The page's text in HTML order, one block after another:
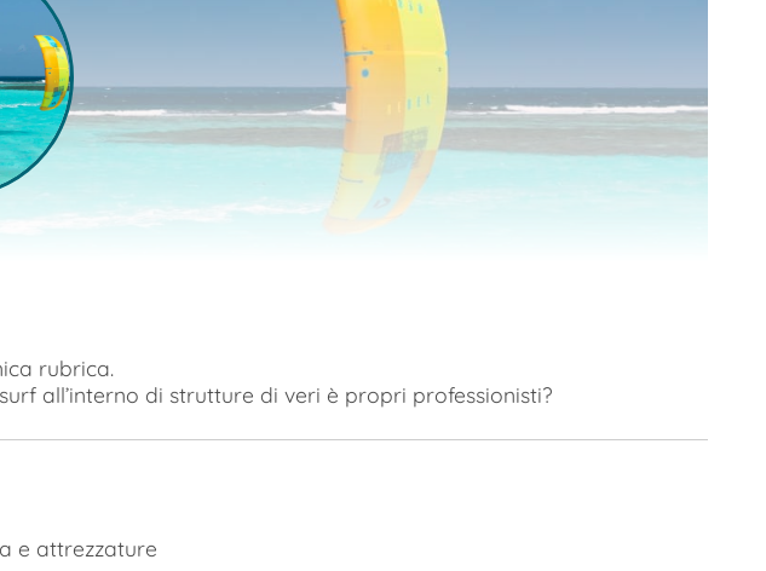
rubrica.
all’interno di strutture di veri è propri professionisti?
e attrezzature